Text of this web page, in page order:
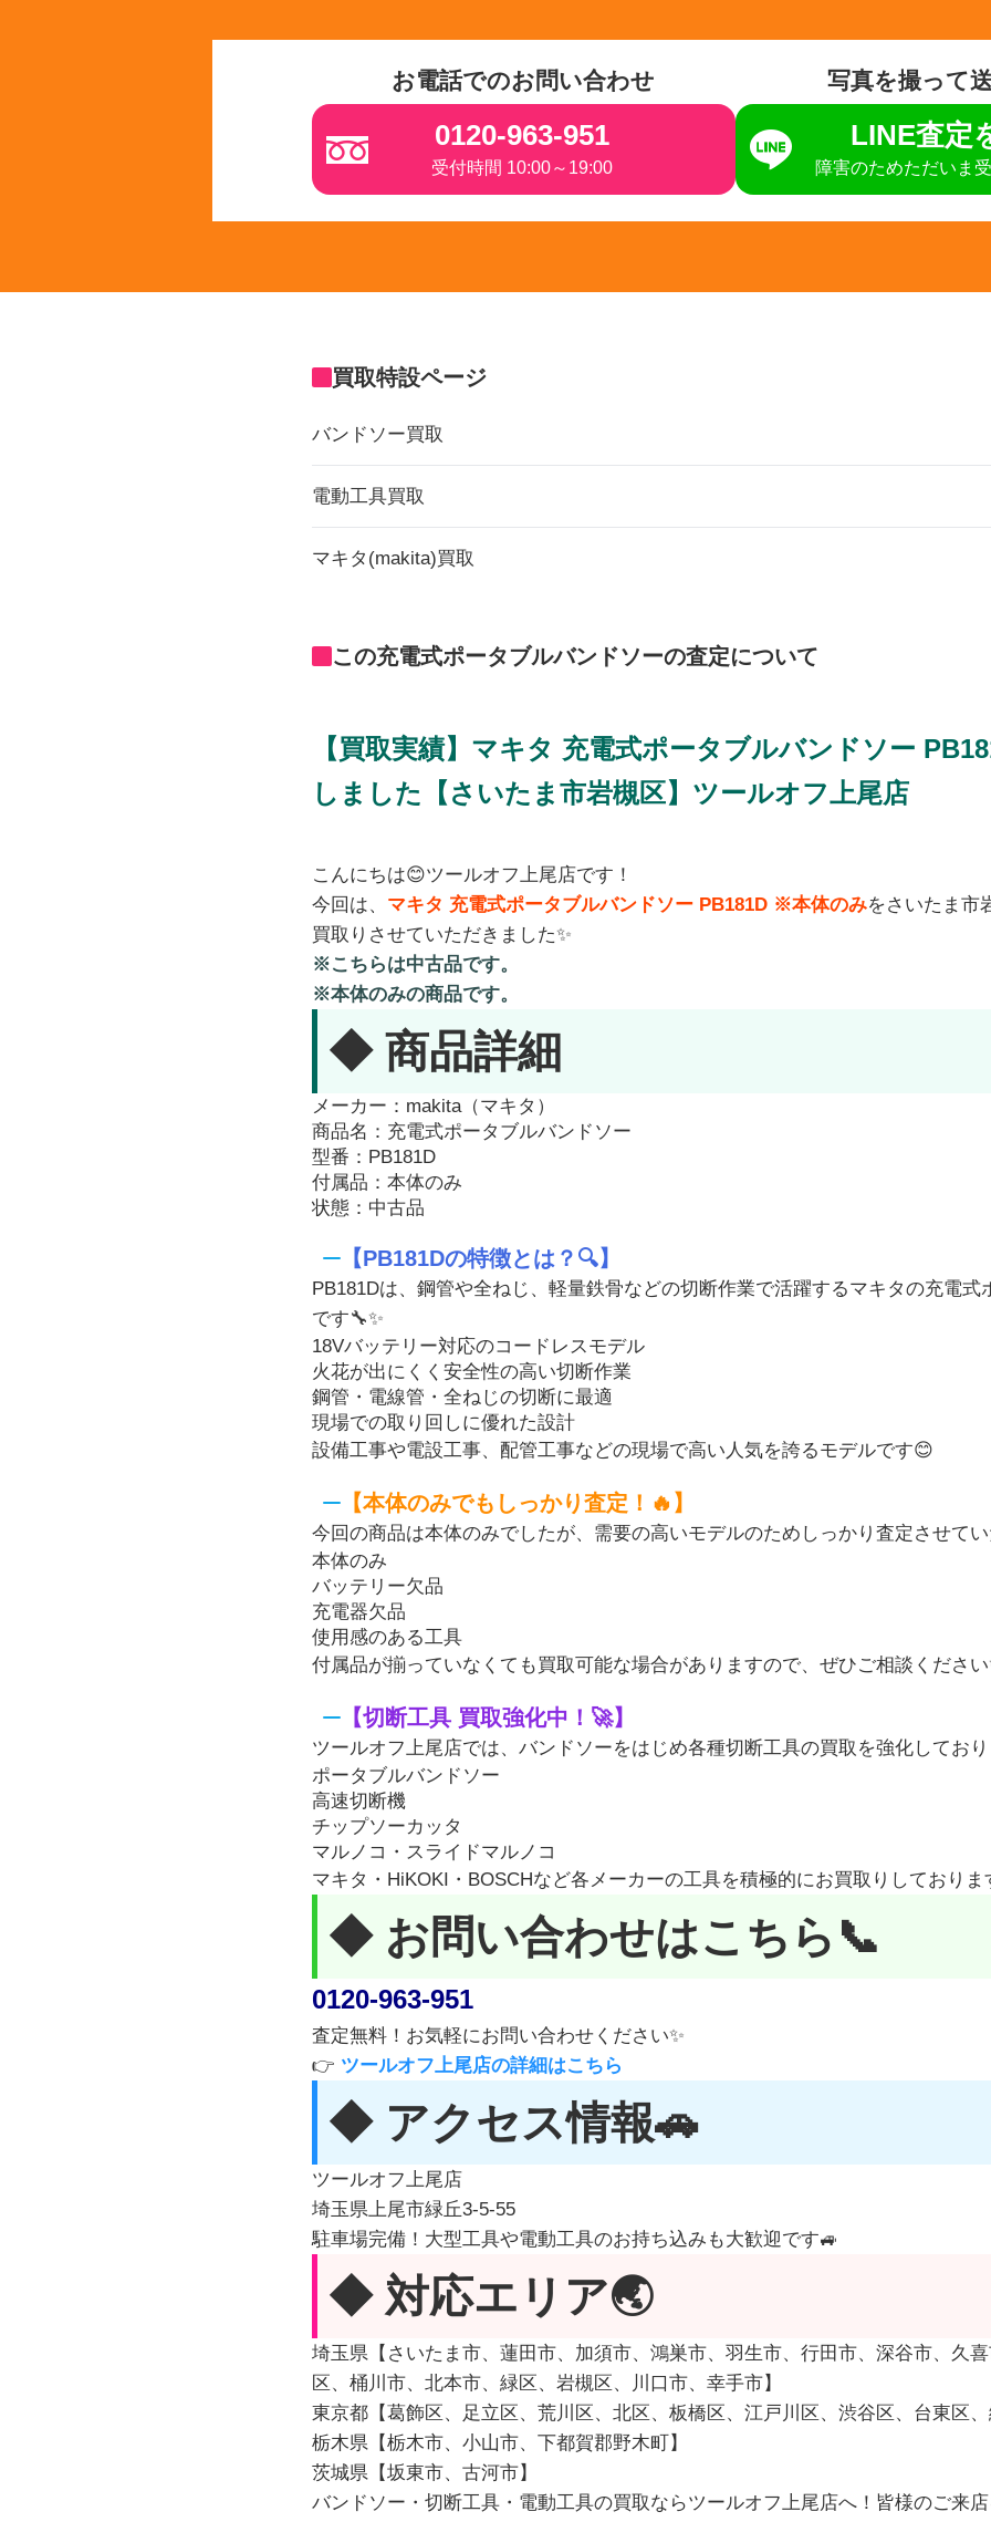
お電話でのお問い合わせ
0120-963-951
受付時間 10:00～19:00
写真を撮って
LINE査定
障害のためただいま
買取特設ページ
バンドソー買取
電動工具買取
マキタ(makita)買取
この充電式ポータブルバンドソーの査定について
【買取実績】マキタ 充電式ポータブルバンドソー
しました【さいたま市岩槻区】ツールオフ上尾店
こんにちは😊ツールオフ上尾店です！
今回は、 マキタ 充電式ポータブルバンドソー PB181D ※本体のみをさいたま市
買取りさせていただきました✨
※こちらは中古品です。
※本体のみの商品です。
◆ 商品詳細
メーカー：makita（マキタ）
商品名：充電式ポータブルバンドソー
型番：PB181D
付属品：本体のみ
状態：中古品
【PB181Dの特徴とは？🔍】
PB181Dは、鋼管や全ねじ、軽量鉄骨などの切断作業で活躍するマキタの充電式
です🔧✨
18Vバッテリー対応のコードレスモデル
火花が出にくく安全性の高い切断作業
鋼管・電線管・全ねじの切断に最適
現場での取り回しに優れた設計
設備工事や電設工事、配管工事などの現場で高い人気を誇るモデルです😊
【本体のみでもしっかり査定！🔥】
今回の商品は本体のみでしたが、需要の高いモデルのためしっかり査定させて
本体のみ
バッテリー欠品
充電器欠品
使用感のある工具
付属品が揃っていなくても買取可能な場合がありますので、ぜひご相談ください
【切断工具 買取強化中！🚀】
ツールオフ上尾店では、バンドソーをはじめ各種切断工具の買取を強化しており
ポータブルバンドソー
高速切断機
チップソーカッタ
マルノコ・スライドマルノコ
マキタ・HiKOKI・BOSCHなど各メーカーの工具を積極的にお買取りしておりま
◆ お問い合わせはこちら📞
0120-963-951
査定無料！お気軽にお問い合わせください✨
👉 ツールオフ上尾店の詳細はこちら
◆ アクセス情報🚗
ツールオフ上尾店
埼玉県上尾市緑丘3-5-55
駐車場完備！大型工具や電動工具のお持ち込みも大歓迎です🚙
◆ 対応エリア🌏
埼玉県【さいたま市、蓮田市、加須市、鴻巣市、羽生市、行田市、深谷市、久
区、桶川市、北本市、緑区、岩槻区、川口市、幸手市】
東京都【葛飾区、足立区、荒川区、北区、板橋区、江戸川区、渋谷区、台東区、
栃木県【栃木市、小山市、下都賀郡野木町】
茨城県【坂東市、古河市】
バンドソー・切断工具・電動工具の買取ならツールオフ上尾店へ！皆様のご来